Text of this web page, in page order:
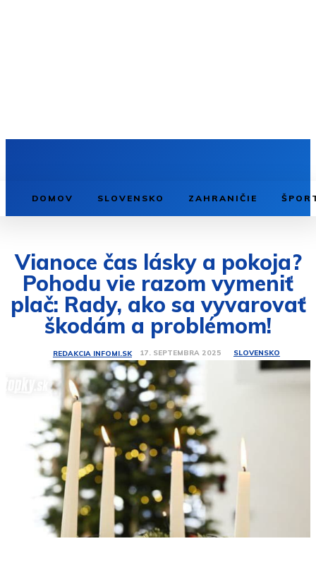
DOMOV SLOVENSKO ZAHRANIČIE
Vianoce čas lásky a pokoja?
Pohodu vie razom vymeniť
plač: Rady, ako sa vyvarovať
škodám a problémom!
REDAKCIA INFOMI.SK 17. SEPTEMBRA 2025 SLOVENSKO